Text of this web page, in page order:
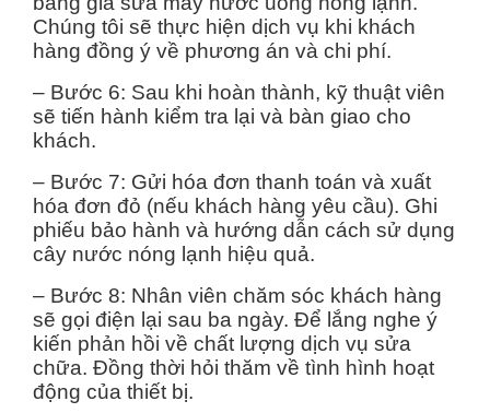
Chúng tôi sẽ thực hiện dịch vụ khi khách
hàng đồng ý về phương án và chi phí.
– Bước 6: Sau khi hoàn thành, kỹ thuật viên
sẽ tiến hành kiểm tra lại và bàn giao cho
khách.
– Bước 7: Gửi hóa đơn thanh toán và xuất
hóa đơn đỏ (nếu khách hàng yêu cầu). Ghi
phiếu bảo hành và hướng dẫn cách sử dụng
cây nước nóng lạnh hiệu quả.
– Bước 8: Nhân viên chăm sóc khách hàng
sẽ gọi điện lại sau ba ngày. Để lắng nghe ý
kiến phản hồi về chất lượng dịch vụ sửa
chữa. Đồng thời hỏi thăm về tình hình hoạt
động của thiết bị.